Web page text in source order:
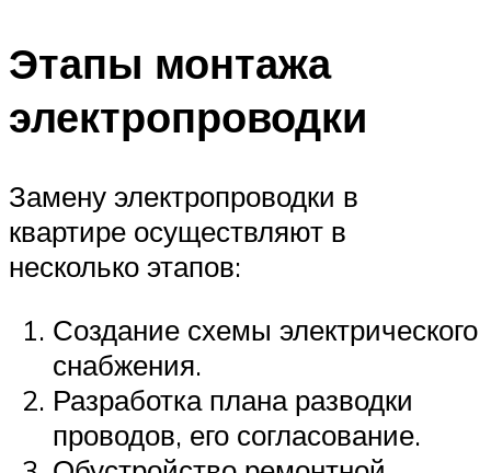
Этапы монтажа
электропроводки
Замену электропроводки в
квартире осуществляют в
несколько этапов:
Создание схемы электрического
снабжения.
Разработка плана разводки
проводов, его согласование.